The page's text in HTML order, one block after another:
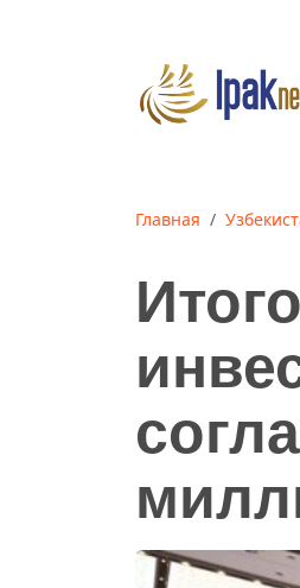
Главная